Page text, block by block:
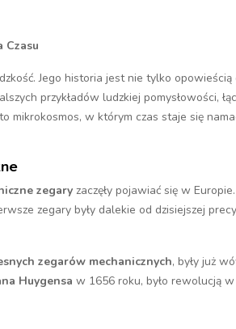
Czasu
Jego historia jest nie tylko
przykładów ludzkiej pomysłowości,
mikrokosmos, w którym czas staje się
zegary zaczęły pojawiać się w
zegary były dalekie od dzisiejszej
zegarów mechanicznych, były już
Huygensa w 1656 roku, było rewolucją